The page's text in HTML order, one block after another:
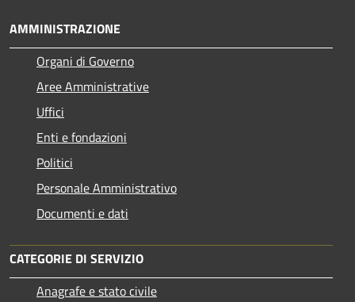
AMMINISTRAZIONE
Organi di Governo
Aree Amministrative
Uffici
Enti e fondazioni
Politici
Personale Amministrativo
Documenti e dati
CATEGORIE DI SERVIZIO
Anagrafe e stato civile